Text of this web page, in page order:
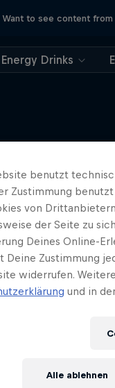
Want to see content
Energy Drinks
Extraordinary
Bull TV sowie
TV und Echo Show
FECHTEN
benutzt
Zustimmung
von
der Seite zu
Deines Online-
Deine Zustimmung
widerrufen.
und in
Alle ablehnen